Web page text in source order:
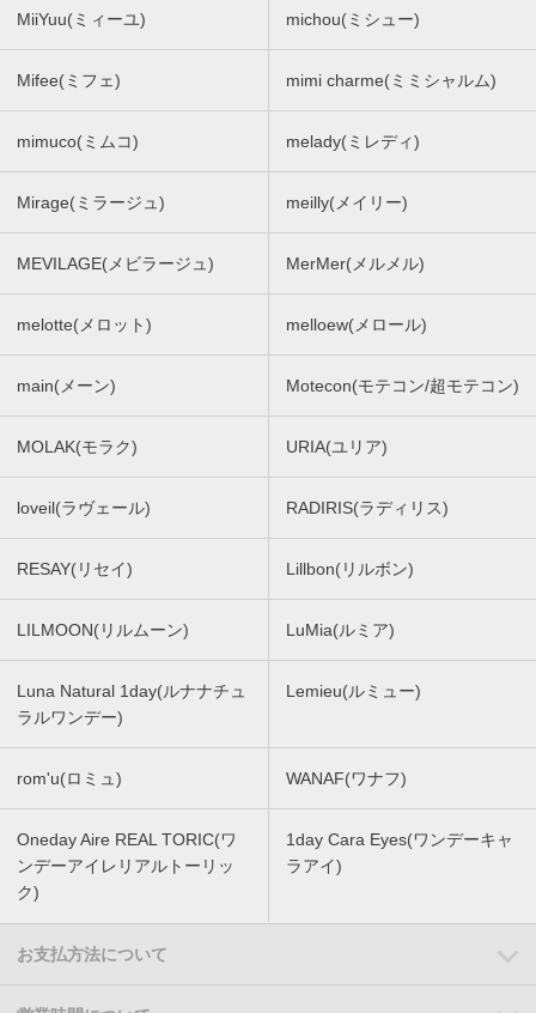
MiiYuu(ミィーユ) michou(ミシュー)
Mifee(ミフェ) mimi charme(ミミシャルム)
mimuco(ミムコ) melady(ミレディ)
Mirage(ミラージュ) meilly(メイリー)
MEVILAGE(メビラージュ) MerMer(メルメル)
melotte(メロット) melloew(メロール)
main(メーン) Motecon(モテコン/超モテコン)
MOLAK(モラク) URIA(ユリア)
loveil(ラヴェール) RADIRIS(ラディリス)
RESAY(リセイ) Lillbon(リルボン)
LILMOON(リルムーン) LuMia(ルミア)
Luna Natural 1day(ルナナチュ
ラルワンデー)
Lemieu(ルミュー)
rom'u(ロミュ) WANAF(ワナフ)
Oneday Aire REAL TORIC(ワ
ンデーアイレリアルトーリッ
ク)
1day Cara Eyes(ワンデーキャ
ラアイ)
お支払方法について